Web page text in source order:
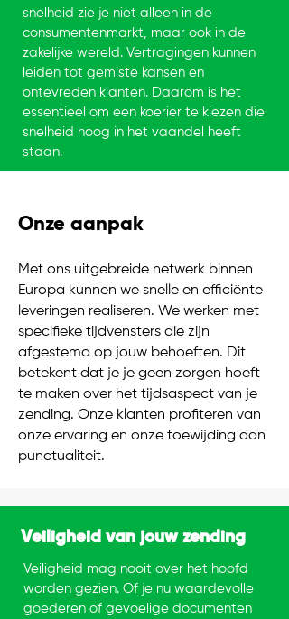
snelheid zie je niet alleen in de
consumentenmarkt, maar ook in de
zakelijke wereld. Vertragingen kunnen
leiden tot gemiste kansen en
ontevreden klanten. Daarom is het
essentieel om een koerier te kiezen die
snelheid hoog in het vaandel heeft
staan.
Onze aanpak
Met ons uitgebreide netwerk binnen
Europa kunnen we snelle en efficiënte
leveringen realiseren. We werken met
specifieke tijdvensters die zijn
afgestemd op jouw behoeften. Dit
betekent dat je je geen zorgen hoeft
te maken over het tijdsaspect van je
zending. Onze klanten profiteren van
onze ervaring en onze toewijding aan
punctualiteit.
Veiligheid van jouw zending
Veiligheid mag nooit over het hoofd
worden gezien. Of je nu waardevolle
goederen of gevoelige documenten